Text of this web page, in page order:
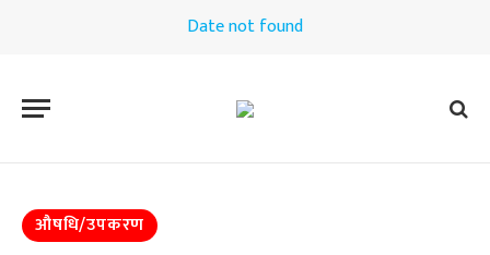
Date not found
औषधि/उपकरण